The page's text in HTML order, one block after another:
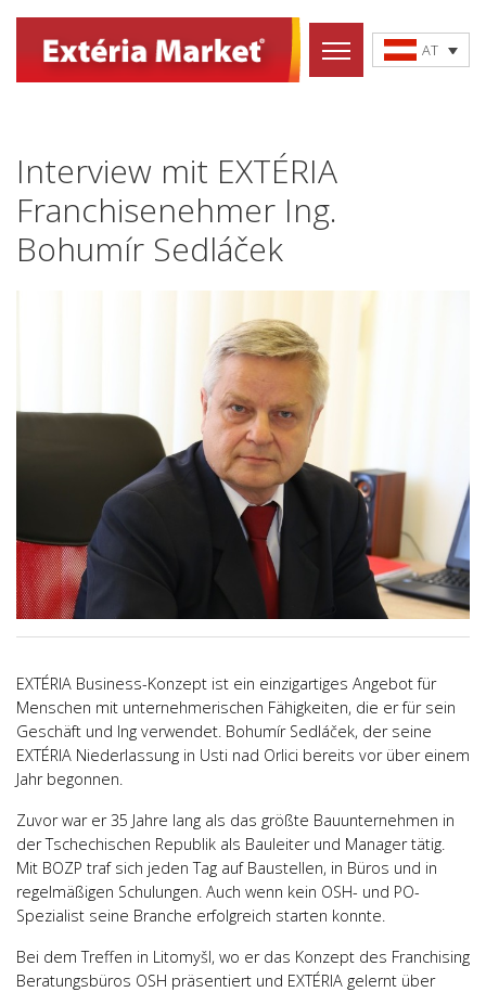
AT
Interview mit EXTÉRIA
Franchisenehmer Ing.
Bohumír Sedláček
EXTÉRIA Business-Konzept ist ein einzigartiges Angebot für
Menschen mit unternehmerischen Fähigkeiten, die er für sein
Geschäft und Ing verwendet. Bohumír Sedláček, der seine
EXTÉRIA Niederlassung in Usti nad Orlici bereits vor über einem
Jahr begonnen.
Zuvor war er 35 Jahre lang als das größte Bauunternehmen in
der Tschechischen Republik als Bauleiter und Manager tätig.
Mit BOZP traf sich jeden Tag auf Baustellen, in Büros und in
regelmäßigen Schulungen. Auch wenn kein OSH- und PO-
Spezialist seine Branche erfolgreich starten konnte.
Bei dem Treffen in Litomyšl, wo er das Konzept des Franchising
Beratungsbüros OSH präsentiert und EXTÉRIA gelernt über